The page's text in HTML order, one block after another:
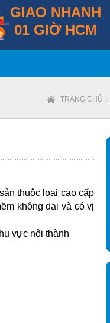
GIAO NHANH
01 GIỜ HCM
TRANG CHỦ
thuộc loại cao cấp
không dai và có vị
vực nội thành